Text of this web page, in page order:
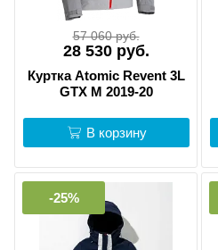
57 060 руб.
28 530 руб.
Куртка Atomic Revent 3L
GTX M 2019-20
В корзину
-25%